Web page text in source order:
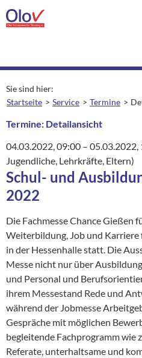
Zum Inhalt springen
Menü
Sie sind hier:
Startseite
Service Termine
Termine: Detailansicht
04.03.2022, 09:00 – 05.03.2022,
Jugendliche, Lehrkräfte, Eltern)
Schul- und
2022
Die Fachmesse Chance Gießen
Weiterbildung, Job und Karriere
in der Hessenhalle statt. Die
Messe nicht nur über
und Personal und
ihrem Messestand Rede und
während der Jobmesse
Gespräche mit möglichen
begleitende Fachprogramm
Referate, unterhaltsame und